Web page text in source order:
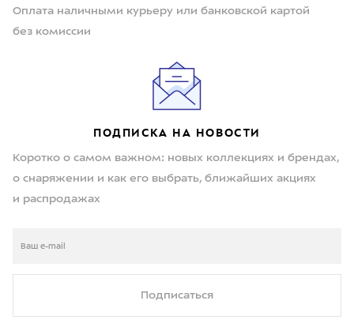
Оплата наличными курьеру или банковской картой
без комиссии
ПОДПИСКА НА НОВОСТИ
Коротко о самом важном: новых коллекциях и брендах,
о снаряжении и как его выбрать, ближайших акциях
и распродажах
Подписаться